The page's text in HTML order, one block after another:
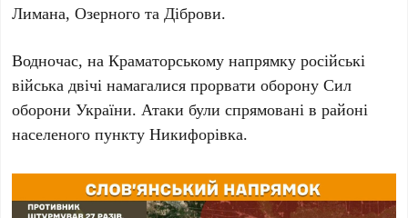
Лимана, Озерного та Діброви.
Водночас, наКраматорському напрямку російські
війська двічі намагалися прорвати оборону Сил
оборони України. Атаки були спрямовані в районі
населеного пунктуНикифорівка.